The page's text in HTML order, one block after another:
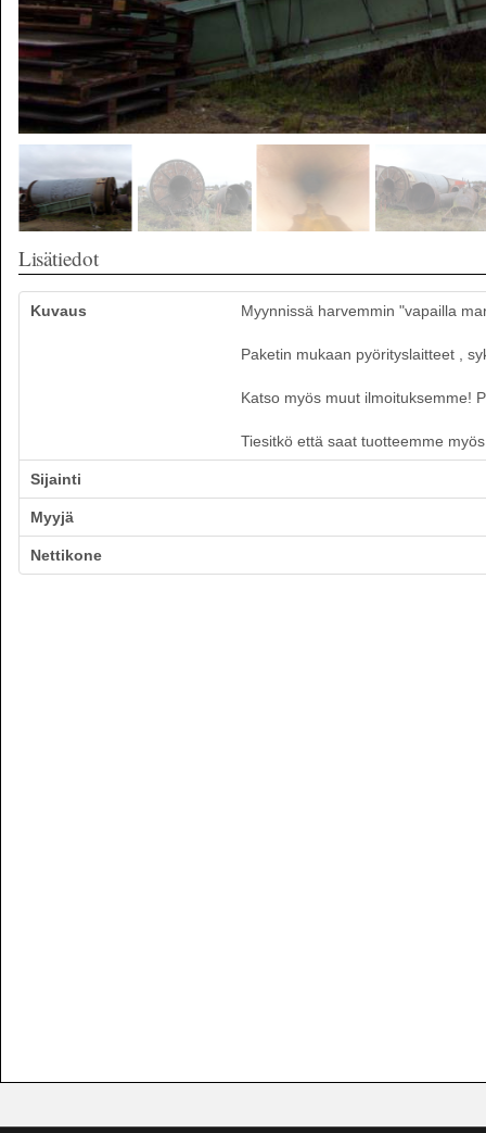
Lisätiedot
Kuvaus Myynnissä harvemmin "vapailla
Paketin mukaan pyörityslaitteet ,
Katso myös muut ilmoituksemme!
Tiesitkö että saat tuotteemme
Sijainti
Myyjä
Nettikone